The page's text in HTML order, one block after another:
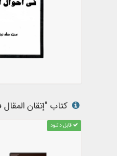
کتاب "إتقان
قابل دانلود